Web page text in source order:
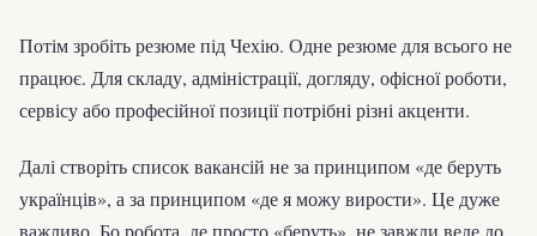
Потім зробіть резюме під Чехію. Одне резюме для всього не
працює. Для складу, адміністрації, догляду, офісної роботи,
сервісу або професійної позиції потрібні різні акценти.
Далі створіть список вакансій не за принципом «де беруть
українців», а за принципом «де я можу вирости». Це дуже
важливо. Бо робота, де просто «беруть», не завжди веде до